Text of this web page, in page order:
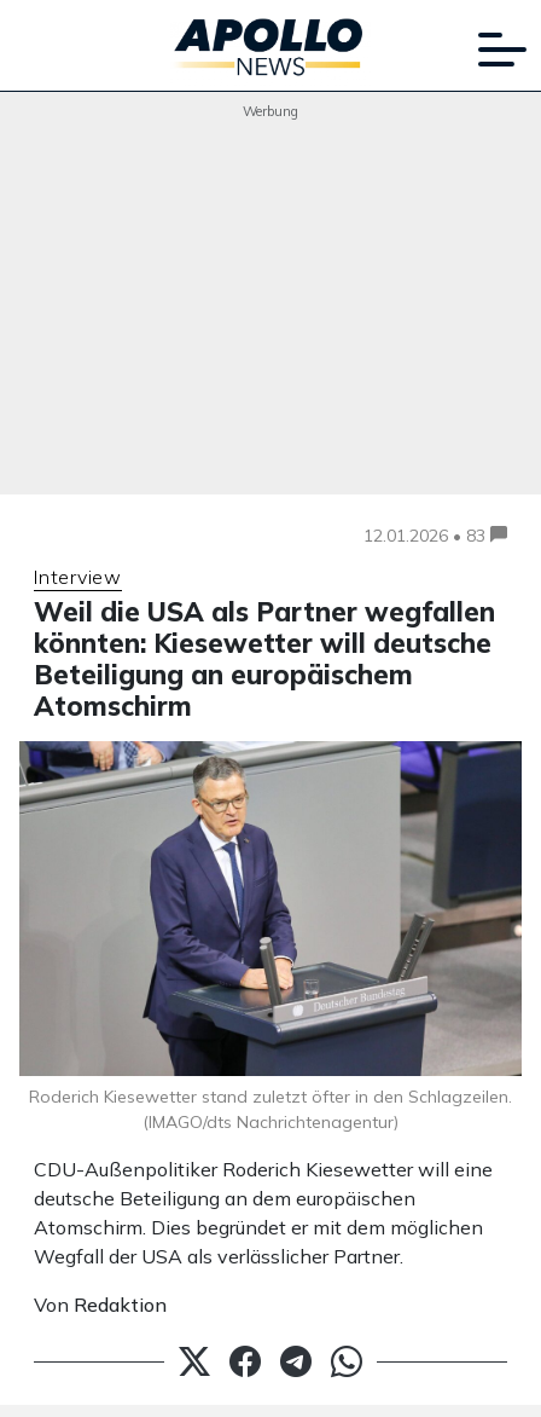
Werbung
12.01.2026 • 83
Interview
Weil die USA als Partner wegfallen
könnten: Kiesewetter will deutsche
Beteiligung an europäischem
Atomschirm
CDU-Außenpolitiker Roderich Kiesewetter will eine
deutsche Beteiligung an dem europäischen
Atomschirm. Dies begründet er mit dem möglichen
Wegfall der USA als verlässlicher Partner.
Von Redaktion
Roderich Kiesewetter stand zuletzt öfter in den Schlagzeilen.
(IMAGO/dts Nachrichtenagentur)